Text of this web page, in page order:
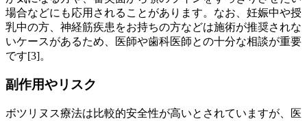
場合などにも応用されることがあります。なお、妊娠中や授
乳中の方、神経筋疾患をお持ちの方などは施術が推奨されな
いケースがあるため、医師や歯科医師との十分な相談が重要
です[3]。
副作用やリスク
ボツリヌス療法は比較的安全性が高いとされていますが、医